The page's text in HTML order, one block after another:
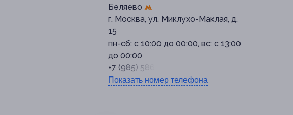
Беляево
г. Москва, ул. Миклухо-Маклая, д.
15
пн-сб: с 10:00 до 00:00, вс: с 13:00
до 00:00
+7 (985) 586-23-87
Показать номер телефона